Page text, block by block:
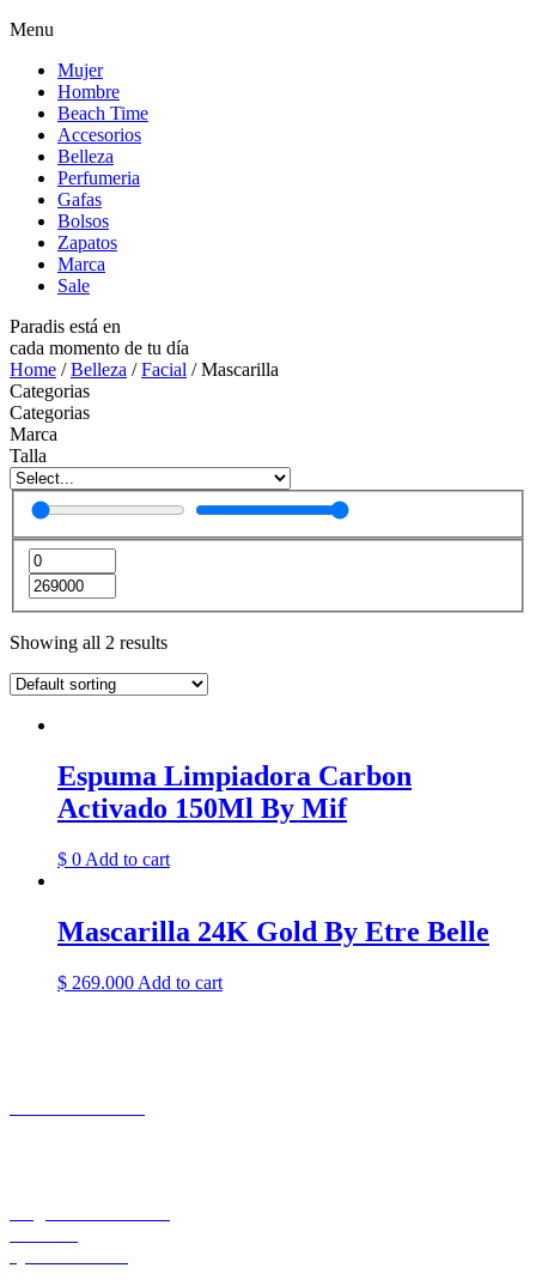
Menu
Mujer
Hombre
Beach Time
Accesorios
Belleza
Perfumeria
Gafas
Bolsos
Zapatos
Marca
Sale
Paradis está en
cada momento de tu día
Home /Belleza /Facial / Mascarilla
Categorias
Categorias
Marca
Talla
Showing all 2 results
Espuma Limpiadora Carbon
Activado 150Ml By Mif
$ 0 Add to cart
Mascarilla 24K Gold By Etre Belle
$ 269.000 Add to cart